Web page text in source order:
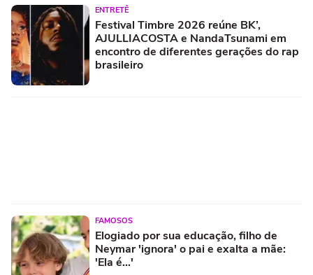
ENTRETÊ
Festival Timbre 2026 reúne BK’,
AJULLIACOSTA e NandaTsunami em
encontro de diferentes gerações do rap
brasileiro
FAMOSOS
Elogiado por sua educação, filho de
Neymar 'ignora' o pai e exalta a mãe:
'Ela é...'